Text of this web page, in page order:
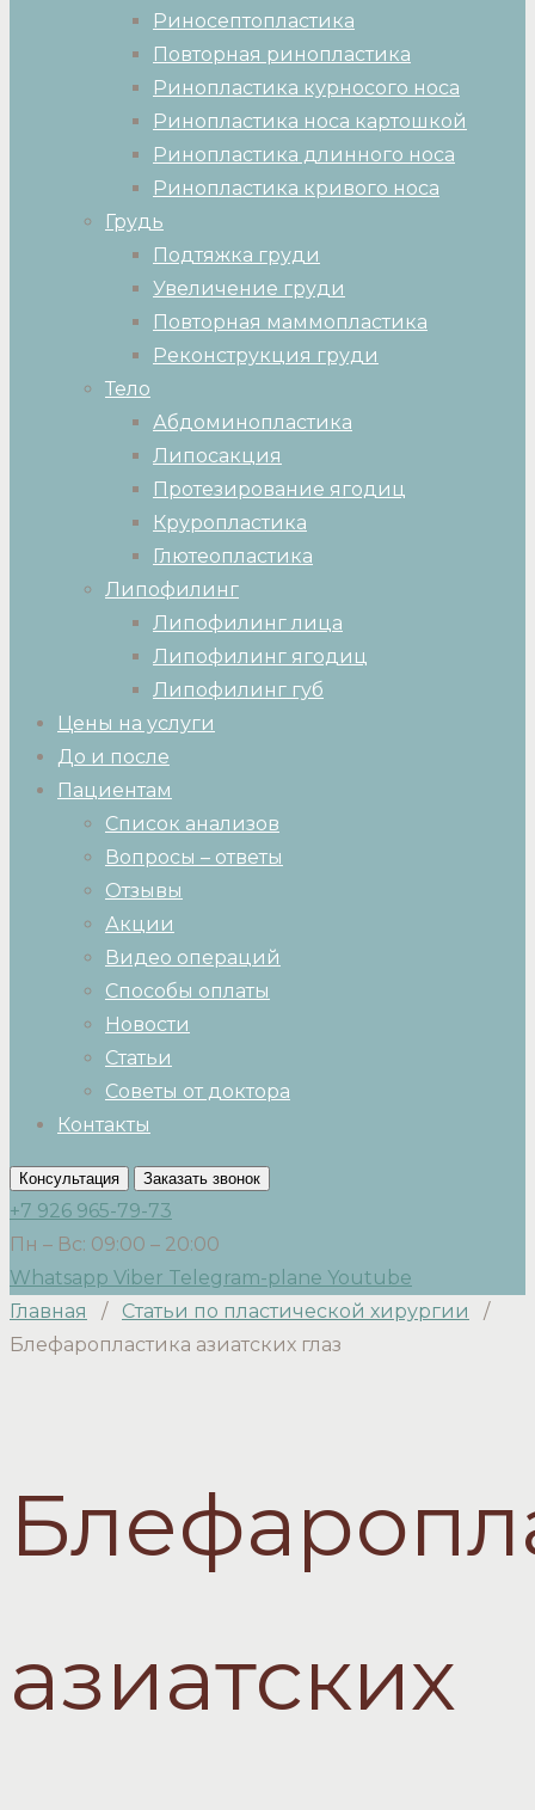
Риносептопластика
Повторная ринопластика
Ринопластика курносого носа
Ринопластика носа картошкой
Ринопластика длинного носа
Ринопластика кривого носа
Грудь
Подтяжка груди
Увеличение груди
Повторная маммопластика
Реконструкция груди
Тело
Абдоминопластика
Липосакция
Протезирование ягодиц
Круропластика
Глютеопластика
Липофилинг
Липофилинг лица
Липофилинг ягодиц
Липофилинг губ
Цены на услуги
До и после
Пациентам
Список анализов
Вопросы – ответы
Отзывы
Акции
Видео операций
Способы оплаты
Новости
Статьи
Советы от доктора
Контакты
Консультация Заказать звонок
+7 926 965-79-73
Пн – Вс: 09:00 – 20:00
Whatsapp Viber Telegram-plane Youtube
Главная
/ Статьи по пластической хирургии
/
Блефаропластика азиатских глаз
азиатских